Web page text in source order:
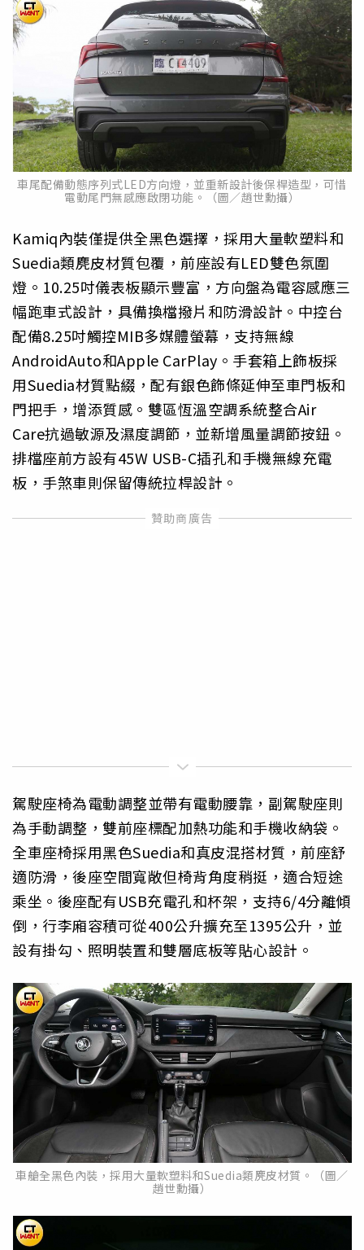
車尾配備動態序列式LED方向燈，並重新設計後保桿造型，可惜
電動尾門無感應啟閉功能。（圖／趙世勳攝）
Kamiq內裝僅提供全黑色選擇，採用大量軟塑料和
Suedia類麂皮材質包覆，前座設有LED雙色氛圍
燈。10.25吋儀表板顯示豐富，方向盤為電容感應三
幅跑車式設計，具備換檔撥片和防滑設計。中控台
配備8.25吋觸控MIB多媒體螢幕，支持無線
AndroidAuto和Apple CarPlay。手套箱上飾板採
用Suedia材質點綴，配有銀色飾條延伸至車門板和
門把手，增添質感。雙區恆溫空調系統整合Air
Care抗過敏源及濕度調節，並新增風量調節按鈕。
排檔座前方設有45W USB-C插孔和手機無線充電
板，手煞車則保留傳統拉桿設計。
駕駛座椅為電動調整並帶有電動腰靠，副駕駛座則
為手動調整，雙前座標配加熱功能和手機收納袋。
全車座椅採用黑色Suedia和真皮混搭材質，前座舒
適防滑，後座空間寬敞但椅背角度稍挺，適合短途
乘坐。後座配有USB充電孔和杯架，支持6/4分離傾
倒，行李廂容積可從400公升擴充至1395公升，並
設有掛勾、照明裝置和雙層底板等貼心設計。
車艙全黑色內裝，採用大量軟塑料和Suedia類麂皮材質。（圖／
趙世勳攝）